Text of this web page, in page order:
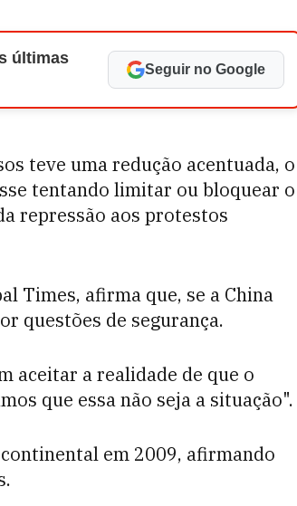
últimas
Seguir no Google
teve uma redução acentuada, o
tentando limitar ou bloquear o
repressão aos protestos
Times, afirma que, se a China
questões de segurança.
aceitar a realidade de que o
que essa não seja a situação".
em 2009, afirmando